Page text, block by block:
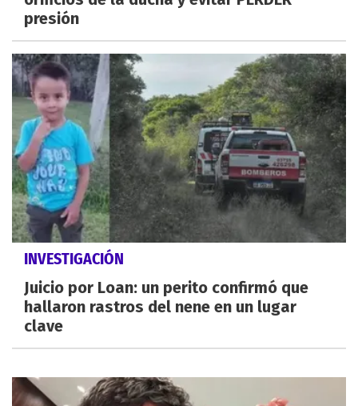
presión
INVESTIGACIÓN
Juicio por Loan: un perito confirmó que
hallaron rastros del nene en un lugar
clave